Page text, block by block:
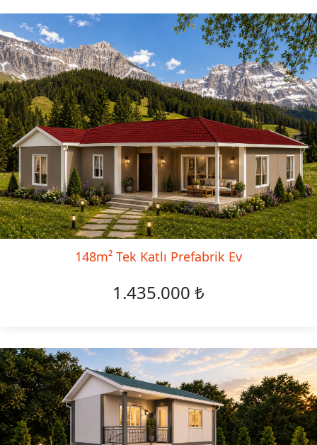
148m² Tek Katlı Prefabrik Ev
1.435.000 ₺